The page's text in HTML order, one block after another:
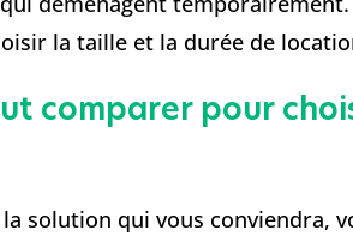
la taille et la durée de
comparer pour
solution qui vous conviendra,